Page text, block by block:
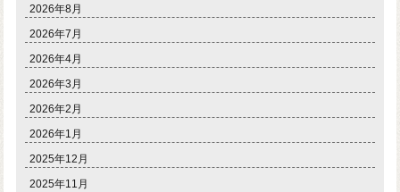
2026年8月
2026年7月
2026年4月
2026年3月
2026年2月
2026年1月
2025年12月
2025年11月